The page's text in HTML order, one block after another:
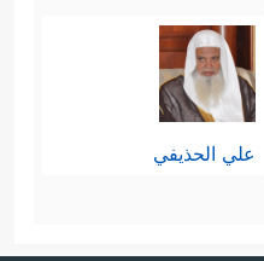
علي الحذيفي